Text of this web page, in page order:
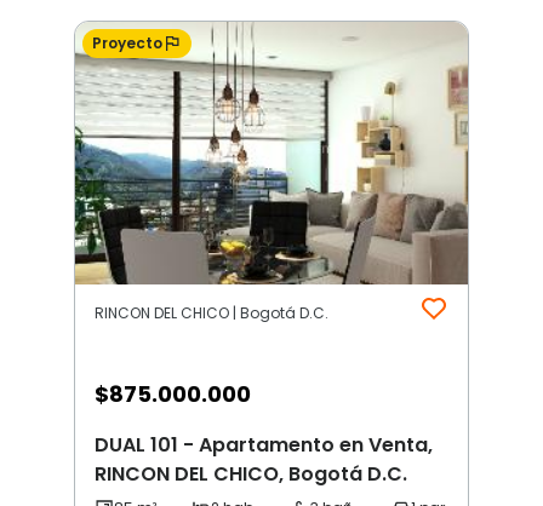
Proyecto
RINCON DEL CHICO | Bogotá D.C.
$875.000.000
DUAL 101 - Apartamento en Venta,
RINCON DEL CHICO, Bogotá D.C.